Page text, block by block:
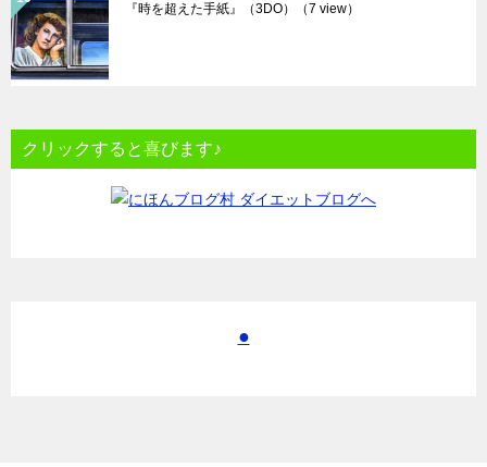
『時を超えた手紙』（3DO） （7 view）
クリックすると喜びます♪
●